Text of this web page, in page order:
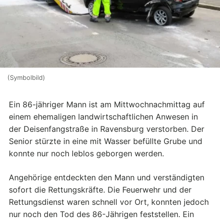
(Symbolbild)
Ein 86-jähriger Mann ist am Mittwochnachmittag auf
einem ehemaligen landwirtschaftlichen Anwesen in
der Deisenfangstraße in Ravensburg verstorben. Der
Senior stürzte in eine mit Wasser befüllte Grube und
konnte nur noch leblos geborgen werden.
Angehörige entdeckten den Mann und verständigten
sofort die Rettungskräfte. Die Feuerwehr und der
Rettungsdienst waren schnell vor Ort, konnten jedoch
nur noch den Tod des 86-Jährigen feststellen. Ein